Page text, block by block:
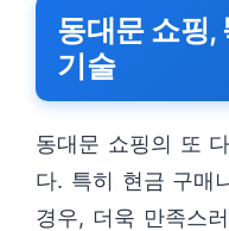
동대문 쇼핑,
기술
동대문 쇼핑의 또
다. 특히 현금 구매
경우, 더욱 만족스